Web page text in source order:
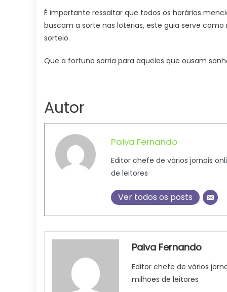
É importante ressaltar que todos os horários
buscam a sorte nas loterias, este guia serve
sorteio.
Que a fortuna sorria para aqueles que ousam
Autor
Paiva Fernando
Editor chefe de vários jornais
de leitores
Ver todos os posts
Paiva Fernando
Editor chefe de vários
milhões de leitores